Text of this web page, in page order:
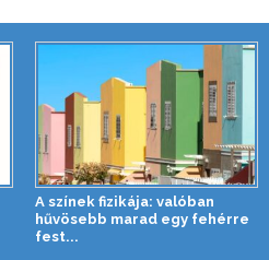
A színek fizikája: valóban
hűvösebb marad egy fehérre
fest...